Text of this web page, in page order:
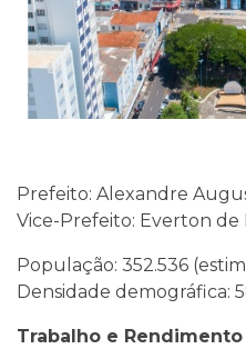
Prefeito: Alexandre
Vice-Prefeito: Everton de
População: 352.536
Densidade demográfica:
Trabalho e Rendimento